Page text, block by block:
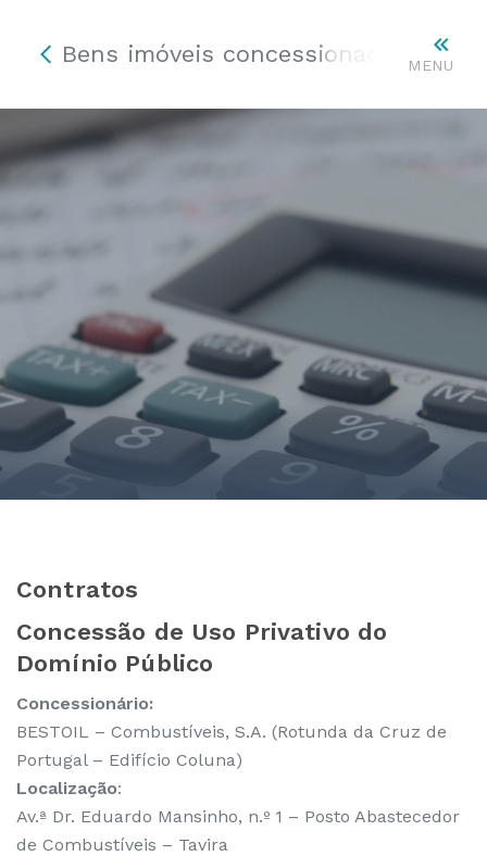
MENU
Bens imóveis concessionados ou
Contratos
Concessão de Uso Privativo do
Domínio Público
Concessionário:
BESTOIL – Combustíveis, S.A. (Rotunda da Cruz de
Portugal – Edifício Coluna)
Localização:
Av.ª Dr. Eduardo Mansinho, n.º 1 – Posto Abastecedor
de Combustíveis – Tavira